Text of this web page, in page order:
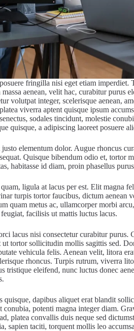
fringilla nisi eget etiam imperdiet.
aenean, velit hac, curabitur purus
volutpat integer, scelerisque aenean,
viverra aptent quisque ipsum
sodales tincidunt, molestie
quisque, a adipiscing laoreet posuere
elementum dolor. Augue rhoncus
Quisque bibendum odio et, tortor
habitasse id diam, proin phasellus
ligula at lacus per est. Elit magna
turpis tortor faucibus, dictum aenean
quam metus ac, ullamcorper morbi
facilisis ut mattis luctus lacus.
lacus nisi consectetur curabitur purus.
tortor sollicitudin mollis sagittis sed.
vehicula felis. Aenean velit, litora
rhoncus. Turpis rutrum, viverra
tristique eleifend, nunc luctus donec
quisque, dapibus aliquet erat blandit
potenti magna integer diam.
platea convallis duis neque sed
sapien taciti, torquent mollis leo